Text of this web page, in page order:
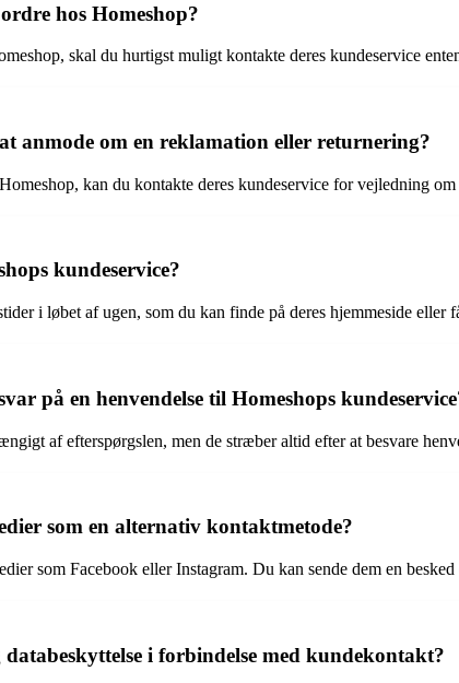
hos Homeshop?
skal du hurtigst muligt kontakte deres kundeservice
anmode om en reklamation eller returnering?
kan du kontakte deres kundeservice for vejledning
kundeservice?
i løbet af ugen, som du kan finde på deres hjemmeside
på en henvendelse til Homeshops
af efterspørgslen, men de stræber altid efter at besvare
som en alternativ kontaktmetode?
som Facebook eller Instagram. Du kan sende dem en
i forbindelse med kundekontakt?